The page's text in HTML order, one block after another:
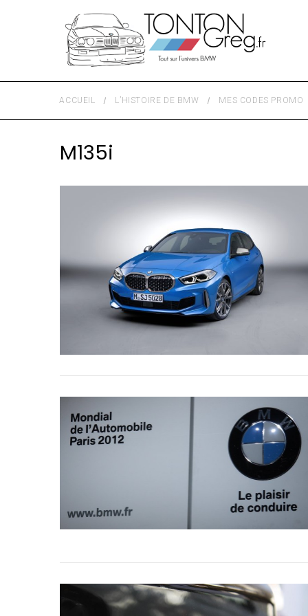
ACCUEIL L’HISTOIRE DE BMW MES CODES PROMO
M135i